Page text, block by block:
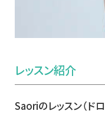
レッスン紹介
Saoriのレッスン（ド